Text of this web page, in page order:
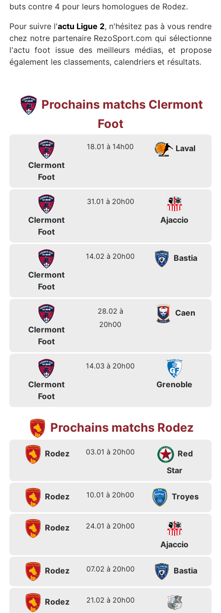
buts contre 4 pour leurs homologues de Rodez.
Pour suivre l'actu Ligue 2, n'hésitez pas à vous rendre
chez notre partenaire RezoSport.com qui sélectionne
l'actu foot issue des meilleurs médias, et propose
également les classements, calendriers et résultats.
Prochains matchs Clermont
Foot
Clermont
Foot
18.01 à 14h00 Laval
Clermont
Foot
31.01 à 20h00
Ajaccio
Clermont
Foot
14.02 à 20h00 Bastia
Clermont
Foot
28.02 à
20h00
Caen
Clermont
Foot
14.03 à 20h00
Grenoble
Prochains matchs Rodez
Rodez 03.01 à 20h00
Red
Star
Rodez 10.01 à 20h00 Troyes
Rodez 24.01 à 20h00
Ajaccio
Rodez 07.02 à 20h00 Bastia
Rodez 21.02 à 20h00